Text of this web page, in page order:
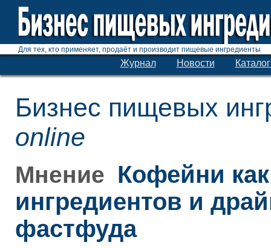
Для тех, кто применяет, продаёт и производит пищевые ингредиенты
Журнал Новости
Бизнес пищевых
online
Мнение Кофейни
ингредиентов и
фастфуда